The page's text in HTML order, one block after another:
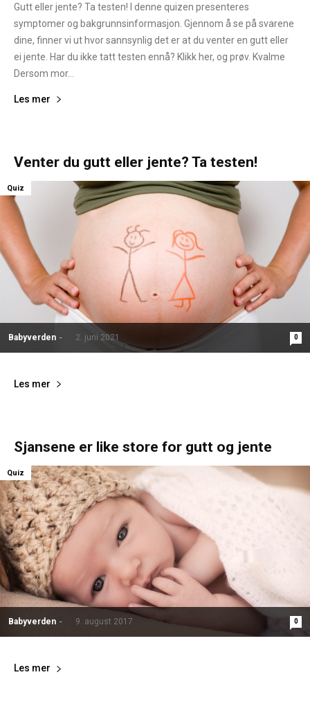
Gutt eller jente? Ta testen! I denne quizen presenteres
symptomer og bakgrunnsinformasjon. Gjennom å se på svarene
dine, finner vi ut hvor sannsynlig det er at du venter en gutt eller
ei jente. Har du ikke tatt testen ennå? Klikk her, og prøv. Kvalme
Dersom mor...
Les mer
Venter du gutt eller jente? Ta testen!
Babyverden - 2. juni 2021 0
Quiz
Les mer
Sjansene er like store for gutt og jente
Babyverden - 9. august 2017 0
Quiz
Les mer